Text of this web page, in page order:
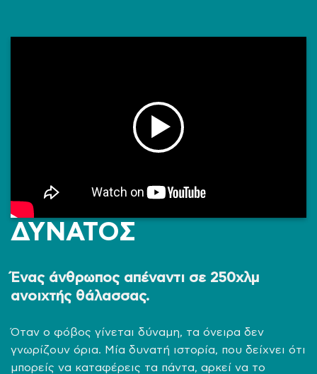
ΔΥΝΑΤΟΣ
Ένας άνθρωπος απέναντι σε 250χλμ
ανοιχτής θάλασσας.
Όταν ο φόβος γίνεται δύναμη, τα όνειρα δεν
γνωρίζουν όρια. Μία δυνατή ιστορία, που δείχνει ότι
μπορείς να καταφέρεις τα πάντα, αρκεί να το